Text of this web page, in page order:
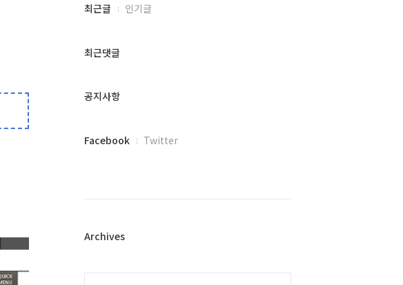
최
과
글
최근글 인기글
최근댓글
공지사항
페
플
Facebook Twitter
Archives